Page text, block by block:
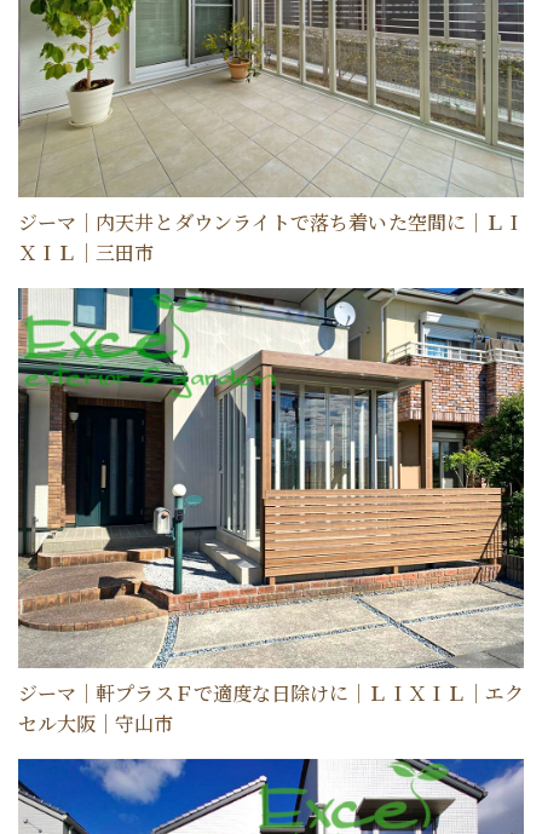
ジーマ｜内天井とダウンライトで落ち着いた空間に｜ＬＩ
ＸＩＬ｜三田市
ジーマ｜軒プラスＦで適度な日除けに｜ＬＩＸＩＬ｜エク
セル大阪｜守山市